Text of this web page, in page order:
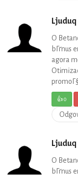
Ljuduq
O
bГґnus
agora
👍0
Ljuduq
O
bГґnus